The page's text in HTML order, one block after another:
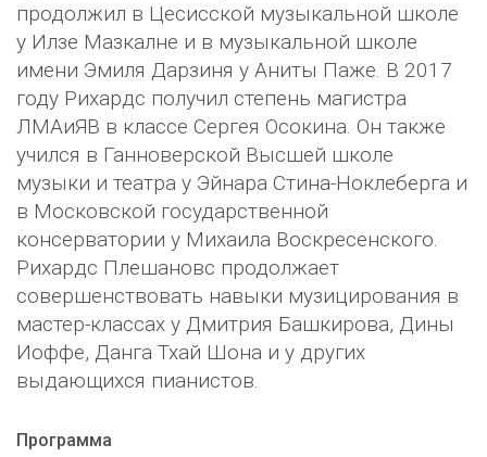
продолжил в Цесисской музыкальной школе
у Илзе Мазкалне и в музыкальной школе
имени Эмиля Дарзиня у Аниты Паже. В 2017
году Рихардс получил степень магистра
ЛМАиЯВ в классе Сергея Осокина. Он также
учился в Ганноверской Высшей школе
музыки и театра у Эйнара Стина-Ноклеберга и
в Московской государственной
консерватории у Михаила Воскресенского.
Рихардс Плешановс продолжает
совершенствовать навыки музицирования в
мастер-классах у Дмитрия Башкирова, Дины
Иоффе, Данга Тхай Шона и у других
выдающихся пианистов.
Программа